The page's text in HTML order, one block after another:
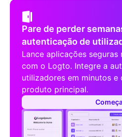
Pare de perder
autenticação de
Lance aplicações seguras
com o Logto. Integre a
utilizadores em minutos e
produto principal.